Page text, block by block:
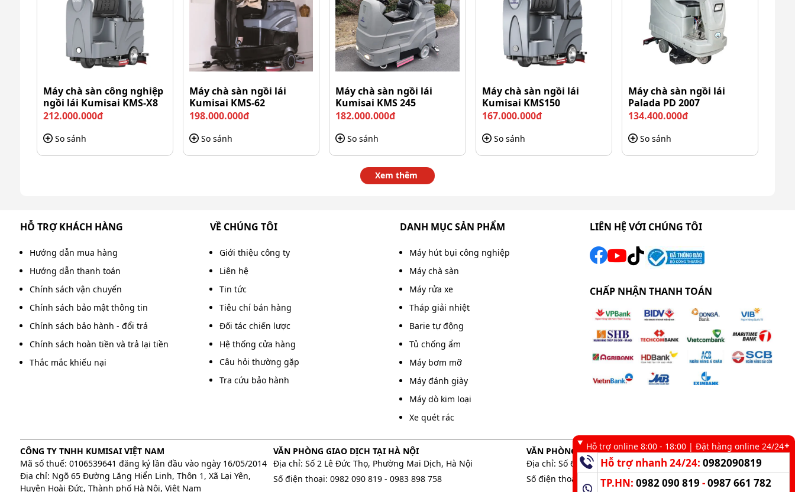
Các bộ phận của Kumisai KMS-501 đều được sản xuất và lắp ráp trên dây chuyền công nghệ hiện đại. Chi
tiết, linh kiện đều sử dụng nguyên vật liệu chất lượng cao như: inox, thép không gỉ, nhựa dẻo, nhựa ABS
cao cấp,... Điều này giúp tổng thể máy đạt được độ rắn chắc và bền bỉ tuyệt đối. Đồng thời còn hạn chế
Máy chà sàn công nghiệp
ngồi lái Kumisai KMS-X8
212.000.000đ
So sánh
Máy chà sàn ngồi lái
Kumisai KMS-62
198.000.000đ
So sánh
Máy chà sàn ngồi lái
Kumisai KMS 245
182.000.000đ
So sánh
Máy chà sàn ngồi lái
Kumisai KMS150
167.000.000đ
So sánh
Máy chà sàn ngồi lái
Palada PD 2007
134.400.000đ
So sánh
Xem thêm
HỖ TRỢ KHÁCH HÀNG
Hướng dẫn mua hàng
Hướng dẫn thanh toán
Chính sách vận chuyển
Chính sách bảo mật thông tin
Chính sách bảo hành - đổi trả
Chính sách hoàn tiền và trả lại tiền
Thắc mắc khiếu nại
VỀ CHÚNG TÔI
Giới thiệu công ty
Liên hệ
Tin tức
Tiêu chí bán hàng
Đối tác chiến lược
Hệ thống cửa hàng
Câu hỏi thường gặp
Tra cứu bảo hành
DANH MỤC SẢN PHẨM
Máy hút bụi công nghiệp
Máy chà sàn
Máy rửa xe
Tháp giải nhiệt
Barie tự động
Tủ chống ẩm
Máy bơm mỡ
Máy đánh giày
Máy dò kim loại
Xe quét rác
LIÊN HỆ VỚI CHÚNG TÔI
CHẤP NHẬN THANH TOÁN
CÔNG TY TNHH KUMISAI VIỆT NAM
Mã số thuế: 0106539641 đăng ký lần đầu vào ngày 16/05/2014
Địa chỉ: Ngõ 65 Đường Lăng Hiển Linh, Thôn 1, Xã Lại Yên,
Huyện Hoài Đức, Thành phố Hà Nội, Việt Nam
VĂN PHÒNG GIAO DỊCH TẠI HÀ NỘI
Địa chỉ: Số 2 Lê Đức Thọ, Phường Mai Dịch, Hà Nội
Số điện thoại: 0982 090 819- 0983 898 758
VĂN PHÒNG GIAO DỊCH TẠI TP. HCM
Địa chỉ: Số 6 kênh 19/5, Phường Tân Sơn Nhì, TP. HCM
Số điện thoại:
0983 898 758 -0982 090 819
Hỗ trợ online 8:00 - 18:00 | Đặt hàng online 24/24
Hỗ trợ nhanh 24/24:0982090819
TP.HN:0982 090 819 -0987 661 782